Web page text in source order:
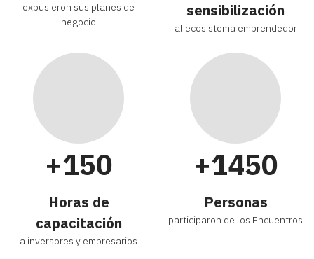
expusieron sus planes de
negocio
sensibilización
al ecosistema emprendedor
+150
Horas de
capacitación
a inversores y empresarios
+1450
Personas
participaron de los Encuentros